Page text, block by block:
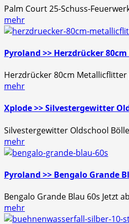
Palm Court 25-Schuss-
mehr
Pyroland >> Herzdrücker
Herzdrücker 80cm Metallicflitter
mehr
Xplode >> Silvestergewitter
Silvestergewitter Oldschool
mehr
Pyroland >> Bengalo Grande
Bengalo Grande Blau 60s Jetzt
mehr